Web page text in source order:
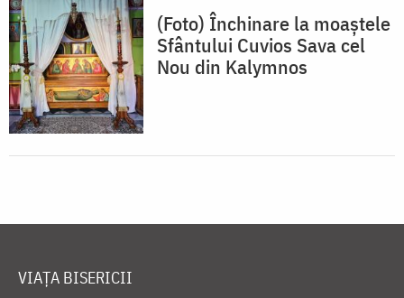
(Foto) Închinare la moaștele
Sfântului Cuvios Sava cel
Nou din Kalymnos
VIAȚA BISERICII